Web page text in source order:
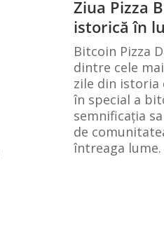
Ziua Pizza
istorică în
Bitcoin Pizza
dintre cele
zile din
în special a
semnificația
de
întreaga lume.